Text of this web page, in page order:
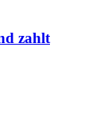
zahlt